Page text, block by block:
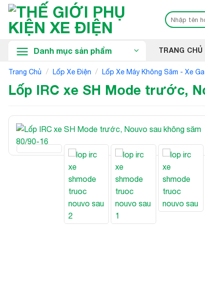
Bỏ
Tìm
kiếm:
Danh mục sản phẩm TRANG CHỦ
Trang Chủ / Lốp Xe Điện / Lốp Xe Máy Không Săm - Xe Ga
Lốp IRC xe SH Mode trước,